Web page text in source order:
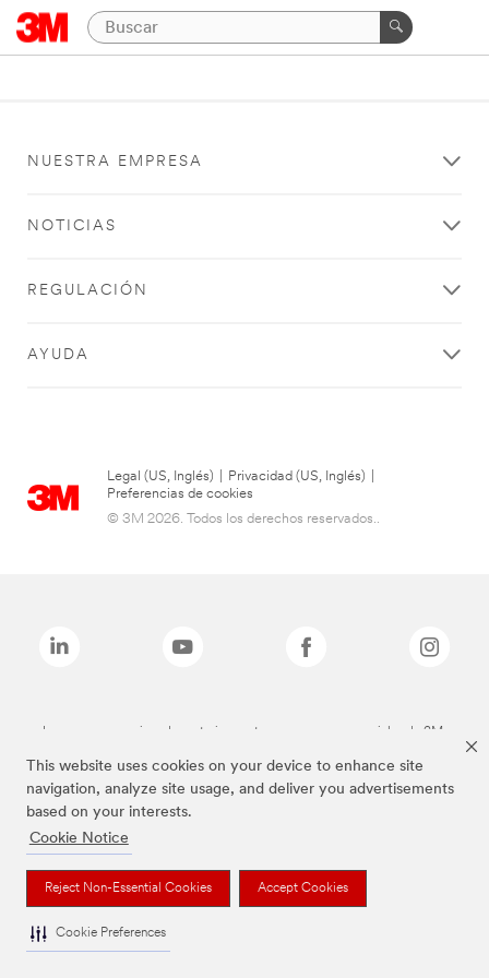
This website uses cookies on your device to enhance site
navigation, analyze site usage, and deliver you advertisements
based on your interests.
Cookie Notice
Reject Non-Essential Cookies Accept Cookies
Cookie Preferences
NUESTRA EMPRESA
NOTICIAS
REGULACIÓN
AYUDA
Legal (US, Inglés) Privacidad (US, Inglés)
Preferencias de cookies
© 3M 2026. Todos los derechos reservados..
Las marcas mencionadas anteriormente son marcas comerciales de 3M.